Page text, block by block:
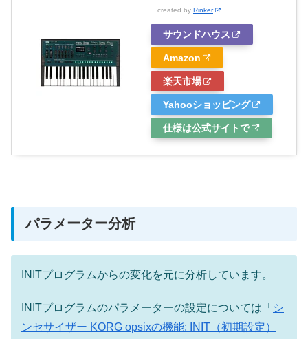
created by Rinker
サウンドハウス
Amazon
楽天市場
Yahooショッピング
仕様は公式サイトで
パラメーター分析
INITプログラムからの変化を元に分析しています。
INITプログラムのパラメーターの設定については「 シ
ンセサイザー KORG opsixの機能: INIT（初期設定）